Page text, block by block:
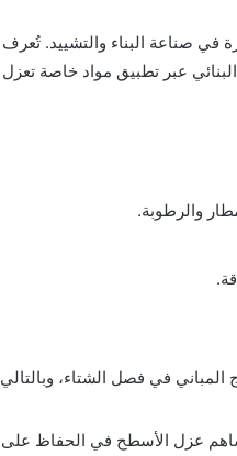
صناعة البناء والتشييد. تُعرف
عبر تطبيق مواد خاصة تعزل
والرطوبة.
في فصل الشتاء، وبالتالي
عزل الأسطح في الحفاظ على